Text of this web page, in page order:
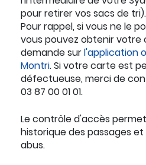
pour retirer vos sacs de tri).
Pour rappel, si vous ne le
vous pouvez obtenir
demande surl'application
Montri. Si votre carte est
défectueuse, merci de
03 87 00 01 01.
Le contrôle d'accès
historique des passages
abus.